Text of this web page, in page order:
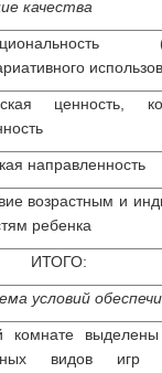
качества
ценность,
направленность
возрастным и
ребенка
ИТОГО:
условий
комнате
видов игр